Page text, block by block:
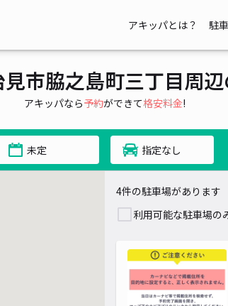
アキッパとは？ 駐
市脇之島町三丁目周
アキッパなら予約ができて格安料金!
未定 指定なし
4件の駐車場があります
利用可能な駐車場の